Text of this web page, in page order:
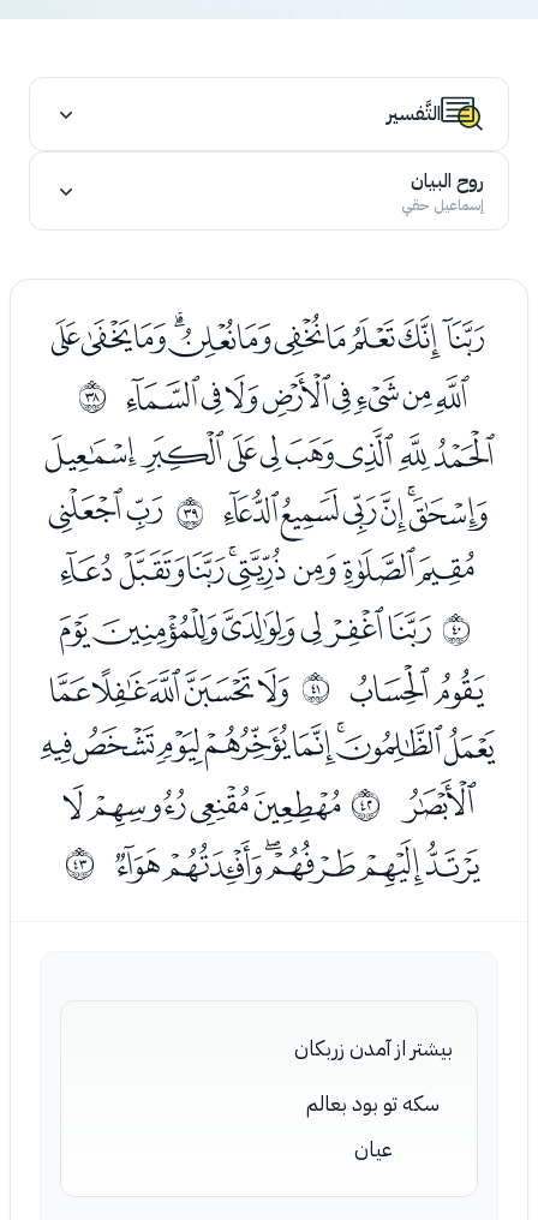
التَّفسير
روح البيان
إسماعيل حقي
ﮞﮟﮠﮡﮢﮣﮤﮥﮦﮧﮨ
ﮩﮪﮫﮬﮭﮮﮯﮰ ﰥ
ﯓﯔﯕﯖﯗﯘﯙﯚ
ﯛﯜﯝﯞﯟﯠ ﰦ ﯢﯣ
ﯤﯥﯦﯧﯨﯩﯪﯫ
ﰧﯭﯮﯯﯰﯱﯲ
ﯳﯴ ﰨ ﯶﯷﯸﯹﯺ
ﯻﯼﯽﯾﯿﰀﰁﰂ
ﰃ ﰩﭑﭒﭓﭔ
ﭕﭖﭗﭘﭙﭚ ﰪ
بيشتر از آمدن زربكان
سكه تو بود بعالم
عيان